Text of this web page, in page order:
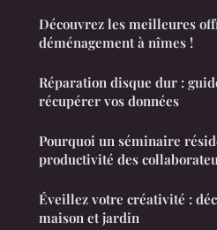
Découvrez les meilleures
déménagement à nîmes !
Réparation disque dur :
récupérer vos données
Pourquoi un séminaire
productivité des
Éveillez votre créativité :
maison et jardin